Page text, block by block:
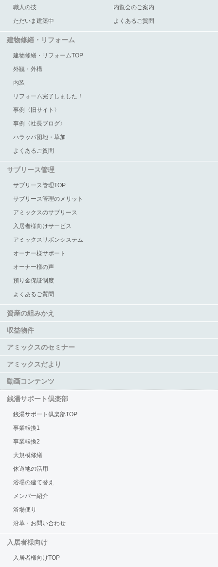
職人の技
内覧会のご案内
ただいま建築中
よくあるご質問
建物修繕・リフォーム
建物修繕・リフォームTOP
外観・外構
内装
リフォーム完了しました！
事例〈旧サイト〉
事例〈社長ブログ〉
ハラッパ団地・草加
よくあるご質問
サブリース管理
サブリース管理TOP
サブリース管理のメリット
アミックスのサブリース
入居者様向けサービス
アミックスリボンシステム
オーナー様サポート
オーナー様の声
預り金保証制度
よくあるご質問
資産の組みかえ
収益物件
アミックスのセミナー
アミックスだより
動画コンテンツ
銭湯サポート倶楽部
銭湯サポート倶楽部TOP
事業転換1
事業転換2
大規模修繕
休遊地の活用
浴場の建て替え
メンバー紹介
浴場便り
沿革・お問い合わせ
入居者様向け
入居者様向けTOP